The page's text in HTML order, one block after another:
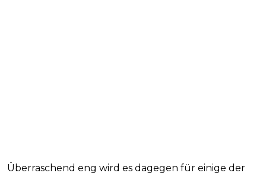
Überraschend eng wird es dagegen für einige der